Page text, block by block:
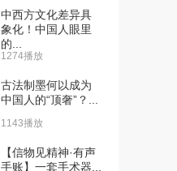
中西方文化差异具
象化！中国人眼里
的...
1274播放
古法制墨何以成为
中国人的“顶奢”？...
1143播放
【信物见精神·有声
手账】一套手术器...